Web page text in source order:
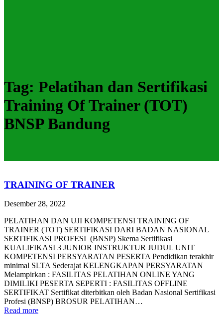
Tag: Pelatihan dan Sertifikasi
Training Of Trainer (TOT)
BNSP Bandung
TRAINING OF TRAINER
Desember 28, 2022
PELATIHAN DAN UJI KOMPETENSI TRAINING OF
TRAINER (TOT) SERTIFIKASI DARI BADAN NASIONAL
SERTIFIKASI PROFESI (BNSP) Skema Sertifikasi
KUALIFIKASI 3 JUNIOR INSTRUKTUR JUDUL UNIT
KOMPETENSI PERSYARATAN PESERTA Pendidikan terakhir
minimal SLTA Sederajat KELENGKAPAN PERSYARATAN
Melampirkan : FASILITAS PELATIHAN ONLINE YANG
DIMILIKI PESERTA SEPERTI : FASILITAS OFFLINE
SERTIFIKAT Sertifikat diterbitkan oleh Badan Nasional Sertifikasi
Profesi (BNSP) BROSUR PELATIHAN…
Read more